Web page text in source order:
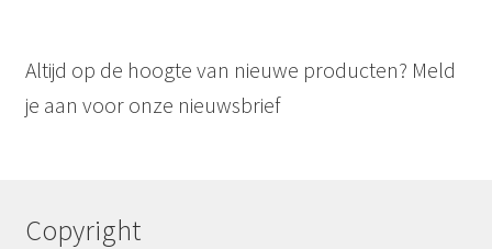
Altijd op de hoogte van nieuwe producten? Meld
je aan voor onze nieuwsbrief
Copyright